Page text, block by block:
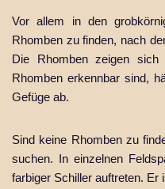
Vor allem in den
Rhomben zu finden, nach
Die Rhomben zeigen
Rhomben erkennbar sind,
Gefüge ab.
Sind keine Rhomben zu
suchen. In einzelnen
farbiger Schiller auftreten. Er